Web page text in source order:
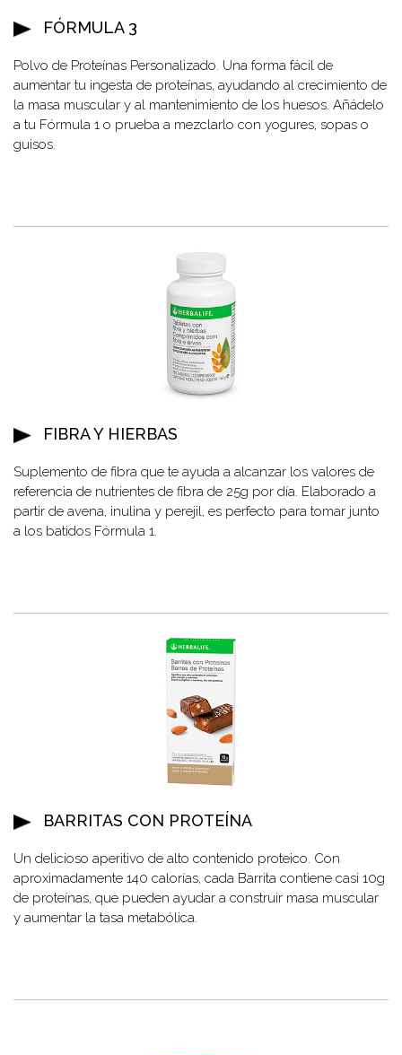
FÓRMULA 3
Polvo de Proteínas Personalizado. Una forma fácil de
aumentar tu ingesta de proteínas, ayudando al crecimiento de
la masa muscular y al mantenimiento de los huesos. Añádelo
a tu Fórmula 1 o prueba a mezclarlo con yogures, sopas o
guisos.
FIBRA Y HIERBAS
Suplemento de fibra que te ayuda a alcanzar los valores de
referencia de nutrientes de fibra de 25g por día. Elaborado a
partir de avena, inulina y perejil, es perfecto para tomar junto
a los batidos Fórmula 1.
BARRITAS CON PROTEÍNA
Un delicioso aperitivo de alto contenido proteico. Con
aproximadamente 140 calorías, cada Barrita contiene casi 10g
de proteínas, que pueden ayudar a construir masa muscular
y aumentar la tasa metabólica.